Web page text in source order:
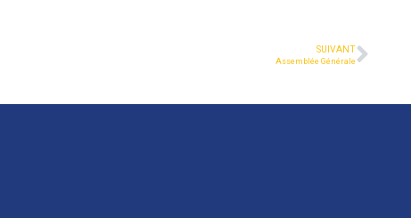
SUIVANT
Assemblée Générale